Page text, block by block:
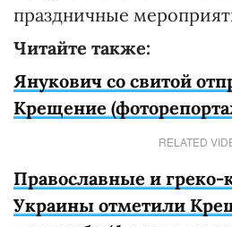
праздничные
Читайте также:
Янукович со свитой
Крещение
RELATED
Православные и греко-
Украины отметили